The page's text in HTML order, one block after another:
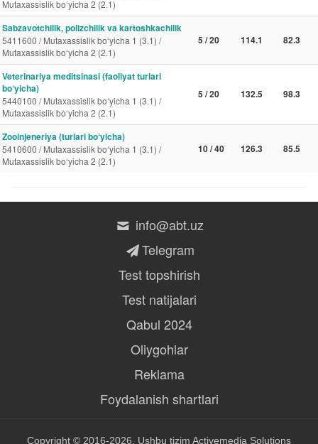
Mutaxassislik bo‘yicha 2 (2.1)
Sabzavotchilik, polizchilik va kartoshkachilik
5411600 / Mutaxassislik bo‘yicha 1 (3.1) /
Mutaxassislik bo‘yicha 2 (2.1)
5 / 20 114.1 82.3
Veterinariya meditsinasi (faoliyat turlari
bo‘yicha)
5440100 / Mutaxassislik bo‘yicha 1 (3.1) /
Mutaxassislik bo‘yicha 2 (2.1)
5 / 20 132.5 98.3
Zooinjeneriya (turlari bo‘yicha)
5410600 / Mutaxassislik bo‘yicha 1 (3.1) /
Mutaxassislik bo‘yicha 2 (2.1)
10 / 40 126.3 85.5
info@abt.uz
Telegram
Test topshirish
Test natijalari
Qabul 2024
Oliygohlar
Reklama
Foydalanish shartlari
Copyright © 2016-2026, Ushbu tizim Activemedia Solutions